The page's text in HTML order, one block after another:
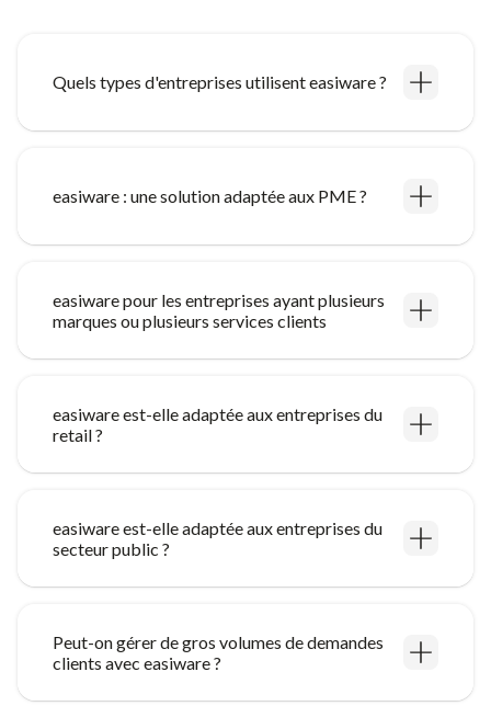
Quels types d'entreprises utilisent easiware ?
easiware : une solution adaptée aux PME ?
easiware pour les entreprises ayant plusieurs
marques ou plusieurs services clients
easiware est-elle adaptée aux entreprises du
retail ?
easiware est-elle adaptée aux entreprises du
secteur public ?
Peut-on gérer de gros volumes de demandes
clients avec easiware ?